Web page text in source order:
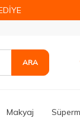
ARA
Makyaj